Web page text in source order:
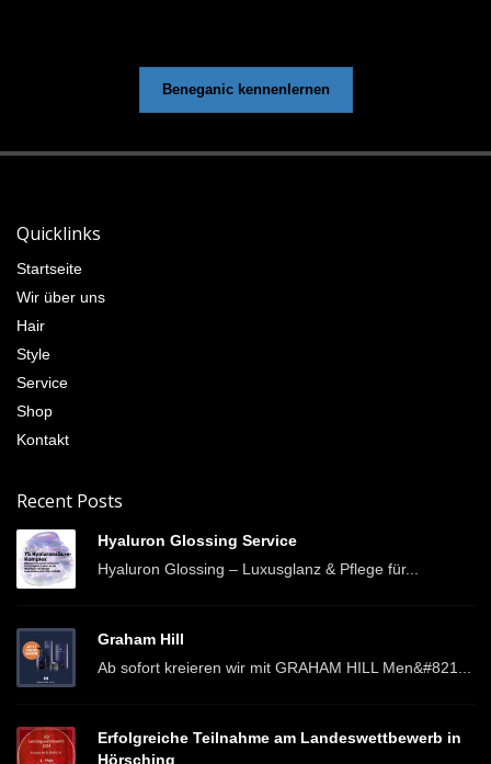
Beneganic kennenlernen
Quicklinks
Startseite
Wir über uns
Hair
Style
Service
Shop
Kontakt
Recent Posts
Hyaluron Glossing Service
Hyaluron Glossing – Luxusglanz & Pflege für...
Graham Hill
Ab sofort kreieren wir mit GRAHAM HILL Men&#821...
Erfolgreiche Teilnahme am Landeswettbewerb in
Hörsching